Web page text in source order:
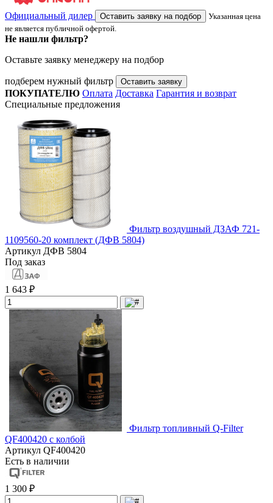
Официальный дилер Оставить заявку на подбор
Указанная цена
не является публичной офертой.
Не нашли фильтр?
Оставьте заявку менеджеру на подбор
подберем нужный фильтр Оставить заявку
ПОКУПАТЕЛЮ Оплата Доставка Гарантия и возврат
Специальные предложения
Фильтр воздушный ДЗАФ 721-
1109560-20 комплект (ДФВ 5804)
Артикул ДФВ 5804
Под заказ
1 643 ₽
Фильтр топливный Q-Filter
QF400420 с колбой
Артикул QF400420
Есть в наличии
1 300 ₽